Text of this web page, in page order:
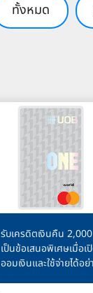
ทั้งหมด
รับเครดิตเงินคืน
เป็นข้อเสนอพิเศษเมื่อเ
ออมเงินและใช้จ่ายได้อ